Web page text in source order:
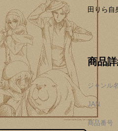
田りら自
商品
ジャンル
JAN
商品番号